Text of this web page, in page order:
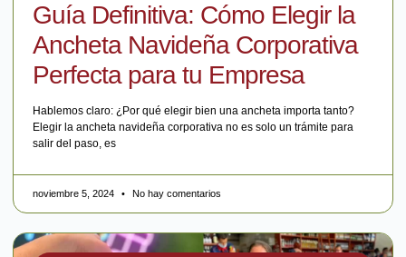
Guía Definitiva: Cómo Elegir la
Ancheta Navideña Corporativa
Perfecta para tu Empresa
Hablemos claro: ¿Por qué elegir bien una ancheta importa tanto?
Elegir la ancheta navideña corporativa no es solo un trámite para
salir del paso, es
noviembre 5, 2024 No hay comentarios